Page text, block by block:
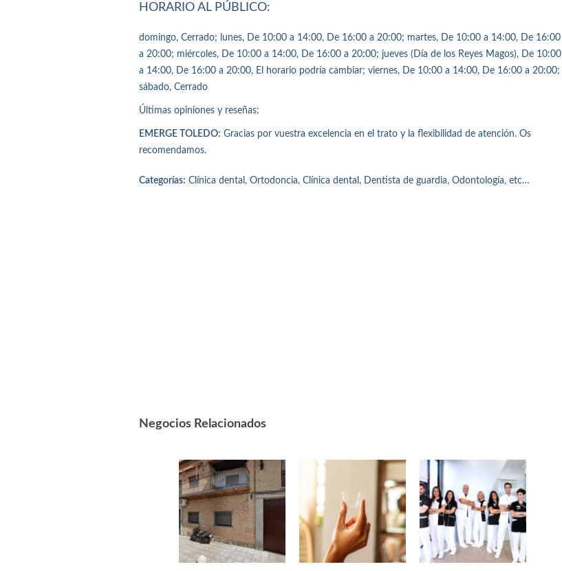
HORARIO AL PÚBLICO:
domingo, Cerrado; lunes, De 10:00 a 14:00, De 16:00 a 20:00; martes, De 10:00 a 14:00, De 16:00
a 20:00; miércoles, De 10:00 a 14:00, De 16:00 a 20:00; jueves (Día de los Reyes Magos), De 10:00
a 14:00, De 16:00 a 20:00, El horario podría cambiar; viernes, De 10:00 a 14:00, De 16:00 a 20:00;
sábado, Cerrado
Últimas opiniones y reseñas:
EMERGE TOLEDO: Gracias por vuestra excelencia en el trato y la flexibilidad de atención. Os
recomendamos.
Categorías: Clínica dental, Ortodoncia, Clínica dental, Dentista de guardia, Odontología, etc…
Negocios Relacionados